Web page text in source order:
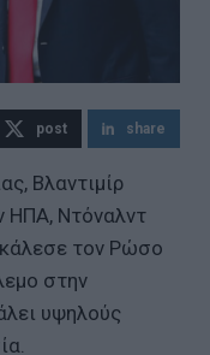
post share
Βλαντιμίρ
ΗΠΑ, Ντόναλντ
τον Ρώσο
στην
υψηλούς